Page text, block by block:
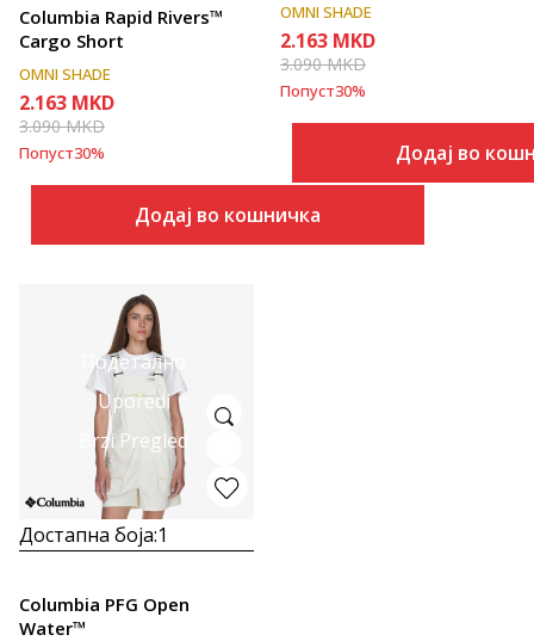
Columbia Rapid Rivers™
Cargo Short
OMNI SHADE
2.163 MKD
3.090MKD
Попуст30%
Додај во кошничка
OMNI SHADE
2.163 MKD
3.090MKD
Попуст30%
Додај во
Подетално
Uporedi
Brzi Pregled
Достапна боја:1
Columbia PFG Open
Water™